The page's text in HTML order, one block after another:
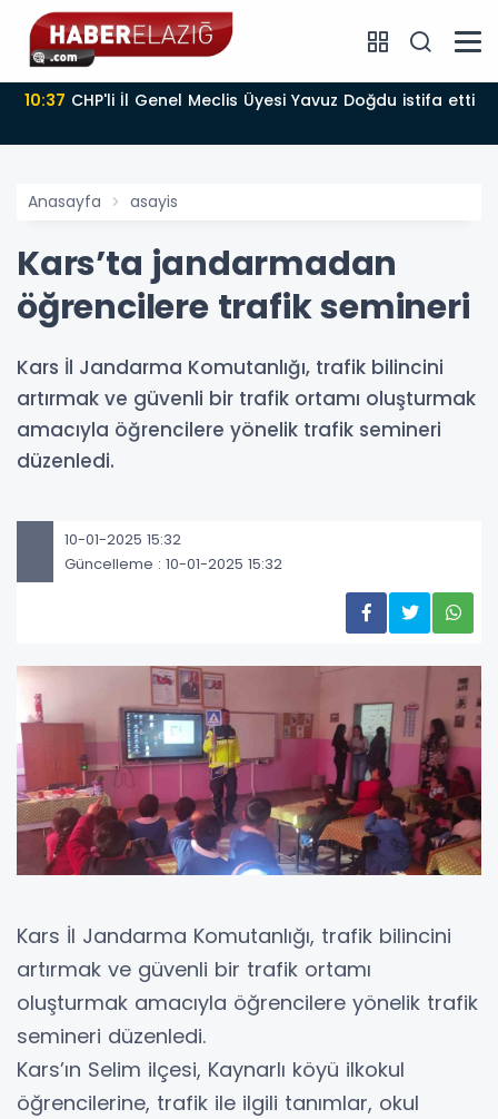
10:37 CHP'li İl Genel Meclis Üyesi Yavuz Doğdu istifa etti
Anasayfa asayis
Kars’ta jandarmadan
öğrencilere trafik semineri
Kars İl Jandarma Komutanlığı, trafik bilincini
artırmak ve güvenli bir trafik ortamı oluşturmak
amacıyla öğrencilere yönelik trafik semineri
düzenledi.
10-01-2025 15:32
Güncelleme : 10-01-2025 15:32
Kars İl Jandarma Komutanlığı, trafik bilincini
artırmak ve güvenli bir trafik ortamı
oluşturmak amacıyla öğrencilere yönelik trafik
semineri düzenledi.
Kars’ın Selim ilçesi, Kaynarlı köyü ilkokul
öğrencilerine, trafik ile ilgili tanımlar, okul